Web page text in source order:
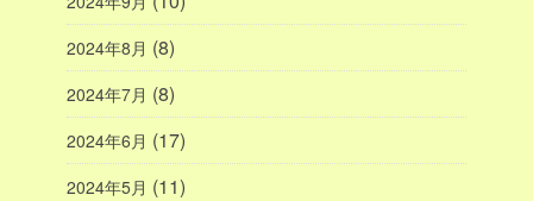
2024年8月 (8)
2024年7月 (8)
2024年6月 (17)
2024年5月 (11)